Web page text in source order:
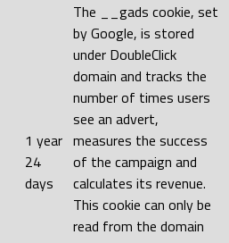
1 year
24
days
The __gads cookie, set
by Google, is stored
under DoubleClick
domain and tracks the
number of times users
see an advert,
measures the success
of the campaign and
calculates its revenue.
This cookie can only be
read from the domain